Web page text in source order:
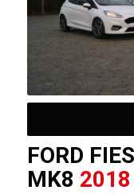
FORD
MK8